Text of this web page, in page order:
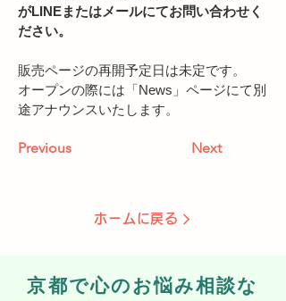
がLINEまたはメールにてお問い合わせく
ださい。
販売ページの再開予定日は未定です。
オープンの際には「News」ページにて別
途アナウンスいたします。
Previous Next
ホームに戻る
​京都で心のお悩み相談な